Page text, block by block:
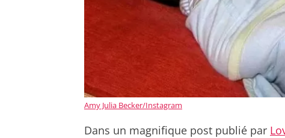
Amy Julia Becker/Instagram
Dans un magnifique post publié par